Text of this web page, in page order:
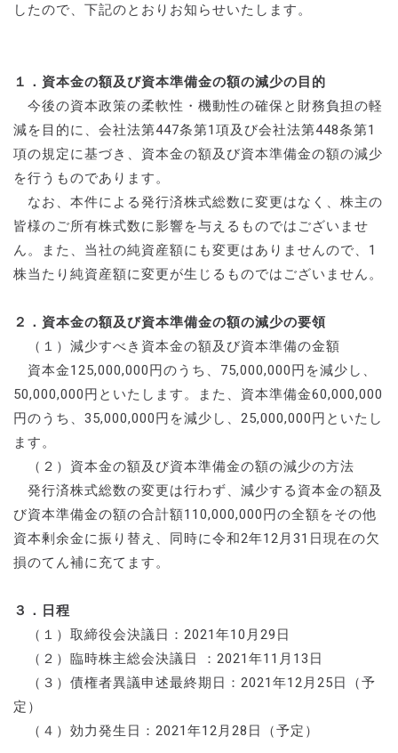
したので、下記のとおりお知らせいたします。
１．資本金の額及び資本準備金の額の減少の目的
今後の資本政策の柔軟性・機動性の確保と財務負担の軽
減を目的に、会社法第447条第1項及び会社法第448条第1
項の規定に基づき、資本金の額及び資本準備金の額の減少
を行うものであります。
なお、本件による発行済株式総数に変更はなく、株主の
皆様のご所有株式数に影響を与えるものではございませ
ん。また、当社の純資産額にも変更はありませんので、1
株当たり純資産額に変更が生じるものではございません。
２．資本金の額及び資本準備金の額の減少の要領
（１）減少すべき資本金の額及び資本準備の金額
資本金125,000,000円のうち、75,000,000円を減少し、
50,000,000円といたします。また、資本準備金60,000,000
円のうち、35,000,000円を減少し、25,000,000円といたし
ます。
（２）資本金の額及び資本準備金の額の減少の方法
発行済株式総数の変更は行わず、減少する資本金の額及
び資本準備金の額の合計額110,000,000円の全額をその他
資本剰余金に振り替え、同時に令和2年12月31日現在の欠
損のてん補に充てます。
３．日程
（１）取締役会決議日：2021年10月29日
（２）臨時株主総会決議日 ：2021年11月13日
（３）債権者異議申述最終期日：2021年12月25日（予
定）
（４）効力発生日：2021年12月28日（予定）